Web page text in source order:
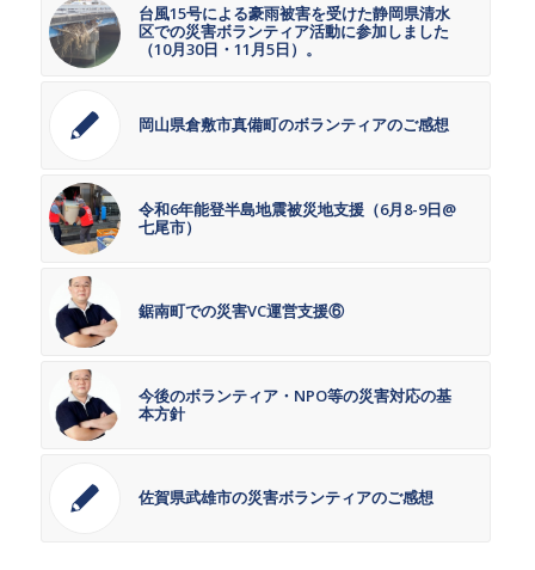
台風15号による豪雨被害を受けた静岡県清水
区での災害ボランティア活動に参加しました
（10月30日・11月5日）。
岡山県倉敷市真備町のボランティアのご感想
令和6年能登半島地震被災地支援（6月8-9日@
七尾市）
鋸南町での災害VC運営支援⑥
今後のボランティア・NPO等の災害対応の基
本方針
佐賀県武雄市の災害ボランティアのご感想